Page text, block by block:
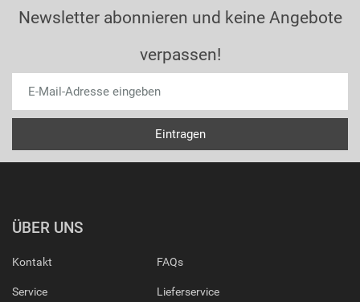
Newsletter abonnieren und keine Angebote
verpassen!
ÜBER UNS
Kontakt
Service
FAQs
Lieferservice